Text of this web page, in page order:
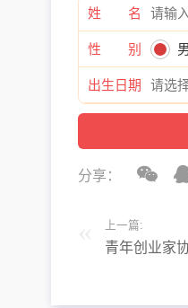
姓 名
性 别
出生日期
分享：
上一篇:
青年创业家